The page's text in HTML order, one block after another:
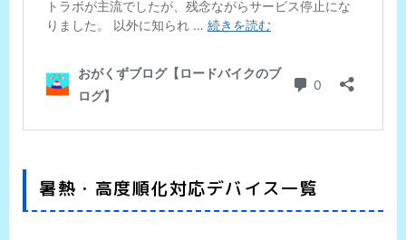
暑熱・高度順化対応デバイス一覧